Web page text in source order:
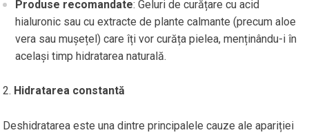
Produse recomandate: Geluri de curățare cu acid
hialuronic sau cu extracte de plante calmante (precum aloe
vera sau mușețel) care îți vor curăța pielea, menținându-i în
același timp hidratarea naturală.
Hidratarea constantă
Deshidratarea este una dintre principalele cauze ale apariției